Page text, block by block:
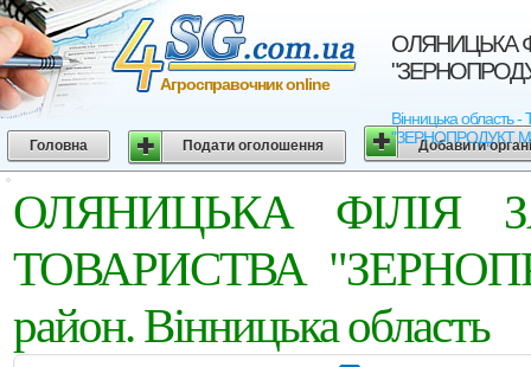
ОЛЯНИЦЬКА
Вінницька
"ЗЕРНОПРОДУКТ МХП"
Агросправочник online
Головна Подати оголошення Добавити
ОЛЯНИЦЬКА ФIЛIЯ
ТОВАРИСТВА
район. Вінницька область